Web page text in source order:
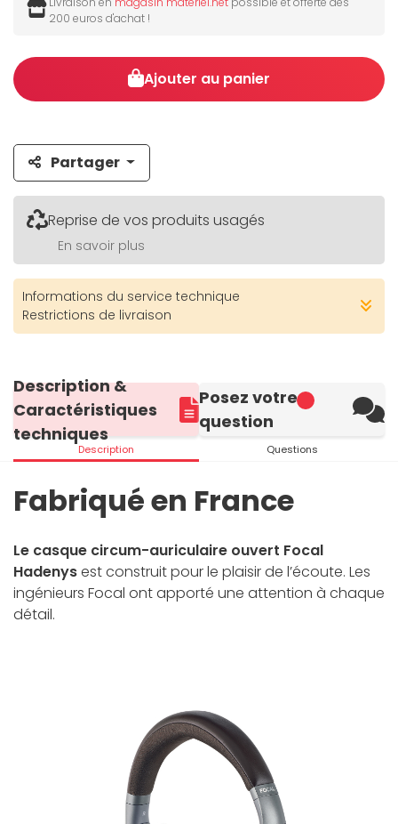
200 euros d'achat !
Ajouter au panier
Partager
Reprise de vos produits usagés
En savoir plus
Informations du service technique
Restrictions de livraison
Description &
Caractéristiques
techniques
Description
Posez votre
question
Questions
Fabriqué en France
Le casque circum-auriculaire ouvert Focal
Hadenysest construit pour le plaisir de l’écoute. Les
ingénieurs Focal ont apporté une attention à chaque
détail.